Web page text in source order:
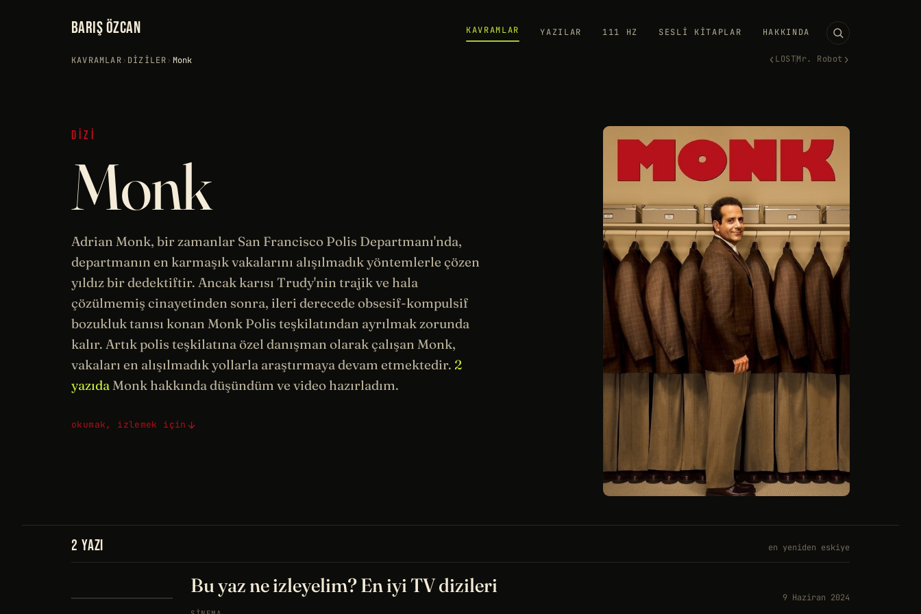
BARIŞ ÖZCAN KAVRAMLAR YAZILAR 111 HZ SESLI KITAPLAR HAKKINDA
KAVRAMLAR› DIZILER› Monk ‹LOSTMr. Robot ›
DIZI
Monk
Adrian Monk, bir zamanlar San Francisco Polis Departmanı'nda,
departmanın en karmaşık vakalarını alışılmadık yöntemlerle çözen
yıldız bir dedektiftir. Ancak karısı Trudy'nin trajik ve hala
çözülmemiş cinayetinden sonra, ileri derecede obsesif-kompulsif
bozukluk tanısı konan Monk Polis teşkilatından ayrılmak zorunda
kalır. Artık polis teşkilatına özel danışman olarak çalışan Monk,
vakaları en alışılmadık yollarla araştırmaya devam etmektedir. 2
yazıdaMonk hakkında düşündüm ve video hazırladım.
okumak, izlemek için
2 YAZI en yeniden eskiye
Bu yaz ne izleyelim? En iyi TV dizileri
9 Haziran 2024